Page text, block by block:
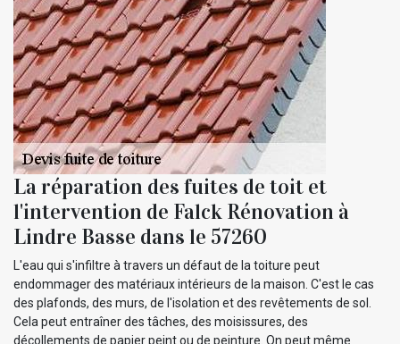
La réparation des fuites de toit et
l'intervention de Falck Rénovation à
Lindre Basse dans le 57260
L'eau qui s'infiltre à travers un défaut de la toiture peut
endommager des matériaux intérieurs de la maison. C'est le cas
des plafonds, des murs, de l'isolation et des revêtements de sol.
Cela peut entraîner des tâches, des moisissures, des
décollements de papier peint ou de peinture. On peut même